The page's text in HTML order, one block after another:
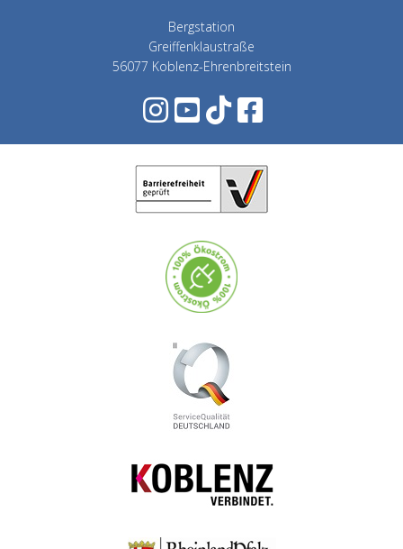
Bergstation
Greiffenklaustraße
56077 Koblenz-Ehrenbreitstein